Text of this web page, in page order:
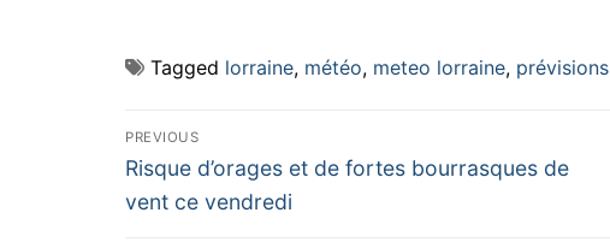
Tagged lorraine, météo, meteo lorraine, prévisions
Navigation
de
PREVIOUS
Previous
post:
Risque d’orages et de fortes bourrasques de
vent ce vendredi